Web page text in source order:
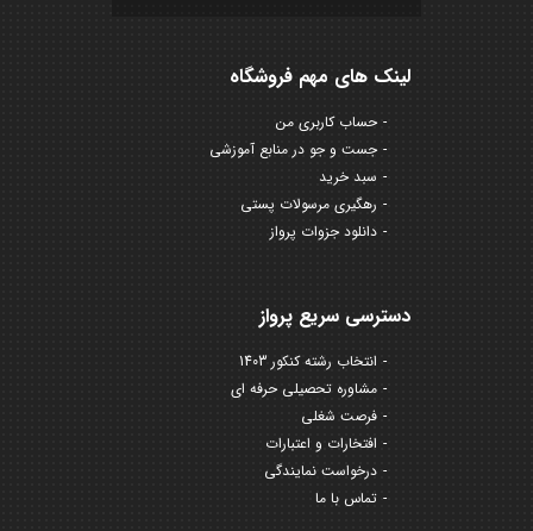
لینک های مهم فروشگاه
حساب کاربری من
جست و جو در منابع آموزشی
سبد خرید
رهگیری مرسولات پستی
دانلود جزوات پرواز
دسترسی سریع پرواز
انتخاب رشته کنکور 1403
مشاوره تحصیلی حرفه ای
فرصت شغلی
افتخارات و اعتبارات
درخواست نمایندگی
تماس با ما